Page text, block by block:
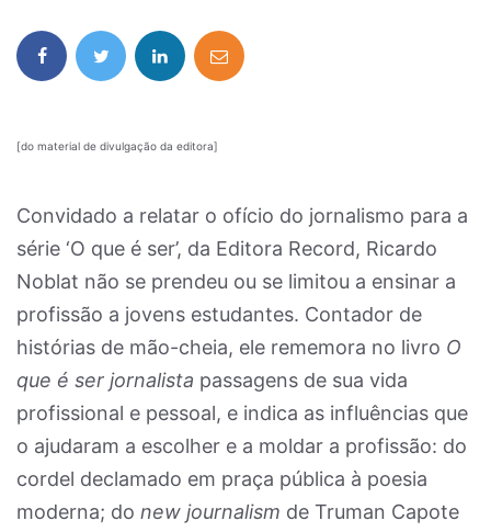
[do material de divulgação da editora]
Convidado a relatar o ofício do jornalismo para a
série ‘O que é ser’, da Editora Record, Ricardo
Noblat não se prendeu ou se limitou a ensinar a
profissão a jovens estudantes. Contador de
histórias de mão-cheia, ele rememora no livro O
que é ser jornalista passagens de sua vida
profissional e pessoal, e indica as influências que
o ajudaram a escolher e a moldar a profissão: do
cordel declamado em praça pública à poesia
moderna; do new journalism de Truman Capote